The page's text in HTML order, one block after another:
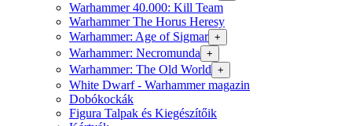
Warhammer 40.000: Kill Team
Warhammer The Horus Heresy
Warhammer: Age of Sigmar +
Warhammer: Necromunda +
Warhammer: The Old World +
White Dwarf - Warhammer magazin
Dobókockák
Figura Talpak és Kiegészítőik